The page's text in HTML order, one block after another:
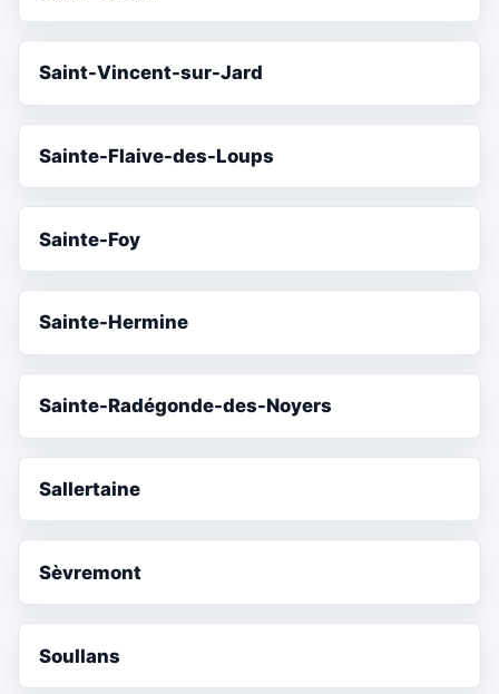
Saint-Vincent-sur-Jard
Sainte-Flaive-des-Loups
Sainte-Foy
Sainte-Hermine
Sainte-Radégonde-des-Noyers
Sallertaine
Sèvremont
Soullans